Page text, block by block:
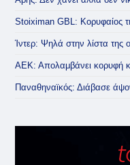
Stoiximan GBL: Κορυφαίος
Ίντερ: Ψηλά στην λίστα της
ΑΕΚ: Απολαμβάνει κορυφή
Παναθηναϊκός: Διάβασε